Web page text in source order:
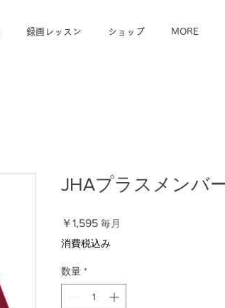
録画レッスン ショップ MORE
JHAプラスメンバ
￥1,595価
格
毎月
消費税込み
数量 *